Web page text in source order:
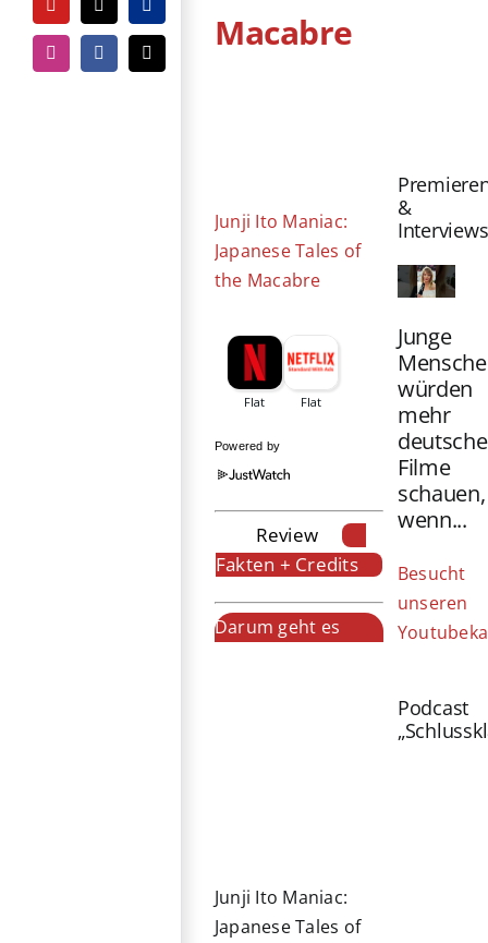
YouTubeTiktokPayPal
InstagramFacebook
E-
Mail
Macabre
Junji Ito Maniac:
Japanese Tales of
the Macabre
Powered by
Review
Fakten + Credits
Darum geht es
Junji Ito Maniac:
Japanese Tales of
&
Interviews
Junge
würden
mehr
deutsche
Filme
schauen,
wenn...
Besucht
unseren
Podcast